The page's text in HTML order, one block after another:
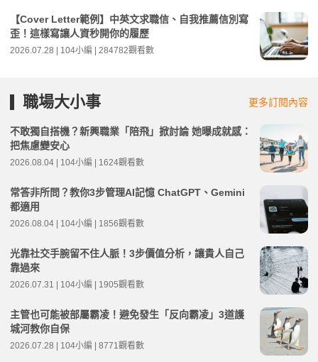
【Cover Letter範例】中英文求職信、自我推薦信別寫
歪！這樣寫讓人資秒開你的履歷
2026.07.28 | 104小編 | 284782觀看數
職場大小事 更多訂閱內容
不敢獨自搭機？新興職業「陪飛」掀討論 她曝成就感：
把焦慮變安心
2026.08.04 | 104小編 | 1624觀看數
常答非所問？教你3步管理AI記憶 ChatGPT、Gemini
都適用
2026.08.04 | 104小編 | 1856觀看數
光靠社交手腕留不住人脈！3步價值分析，讓貴人自己
靠過來
2026.07.31 | 104小編 | 1905觀看數
主管也可能被部屬霸凌！避免發生「反向霸凌」3道護
城河教你自保
2026.07.28 | 104小編 | 8771觀看數